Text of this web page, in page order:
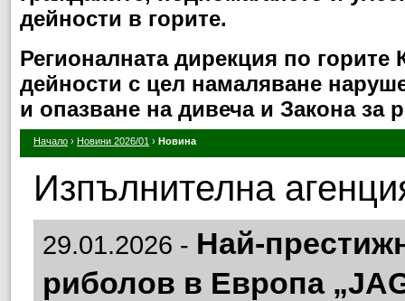
дейности в горите.
Регионалната дирекция по
дейности с цел намаляване
и опазване на дивеча и Закона за
Начало › Новини 2026/01 › Новина
Изпълнителна
29.01.2026 - Най-
риболов в Европа